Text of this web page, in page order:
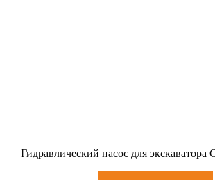
Гидравлический насос для экскаватора